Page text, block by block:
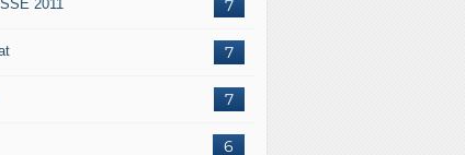
7
2011
7
7
6